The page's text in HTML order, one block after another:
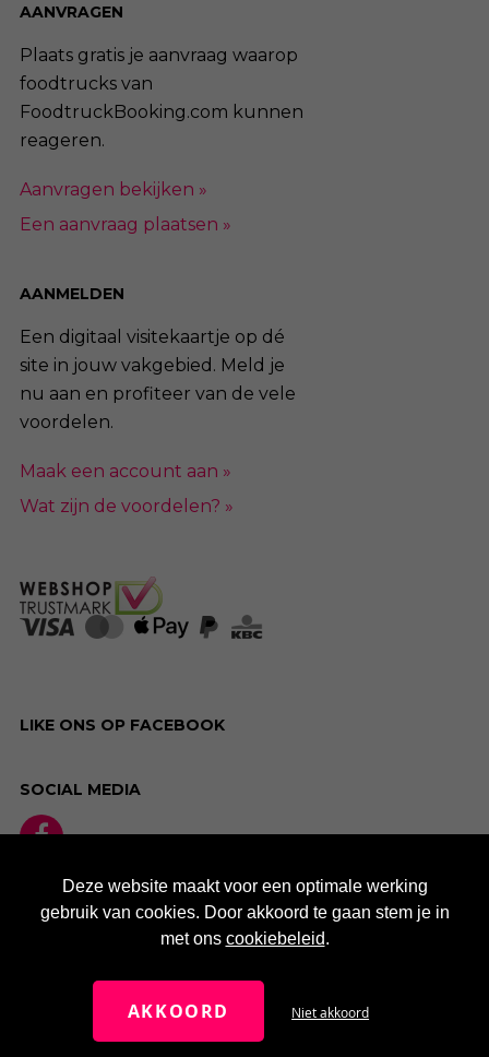
AANVRAGEN
Plaats gratis je aanvraag waarop
foodtrucks van
FoodtruckBooking.com kunnen
reageren.
Aanvragen bekijken »
Een aanvraag plaatsen »
AANMELDEN
Een digitaal visitekaartje op dé
site in jouw vakgebied. Meld je
nu aan en profiteer van de vele
voordelen.
Maak een account aan »
Wat zijn de voordelen? »
LIKE ONS OP FACEBOOK
SOCIAL MEDIA
Deze website maakt voor een optimale werking
gebruik van cookies. Door akkoord te gaan stem je in
met ons cookiebeleid.
AKKOORD Niet akkoord